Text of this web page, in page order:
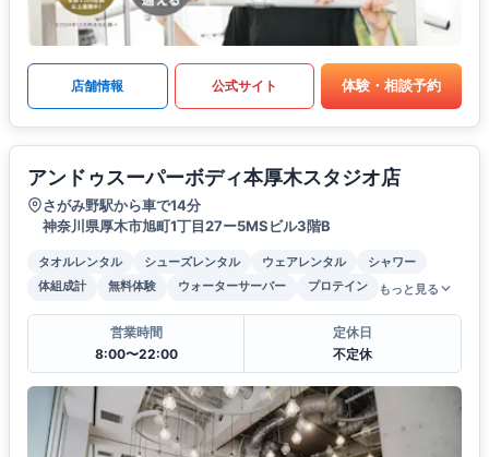
店舗情報 公式サイト 体験・相談予約
アンドゥスーパーボディ本厚木スタジオ店
さがみ野駅から車で14分
神奈川県厚木市旭町1丁目27ー5MSビル3階B
タオルレンタル シューズレンタル ウェアレンタル
シャワー
体組成計
無料体験 ウォーターサーバー プロテイン もっと見る
営業時間
8:00〜22:00
定休日
不定休